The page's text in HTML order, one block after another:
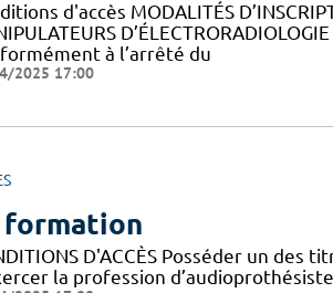
d'accès MODALITÉS
à l’arrêté du
2025 17:00
formation
D'ACCÈS Posséder un
la profession